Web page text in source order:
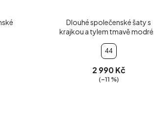
Dlouhé společenské šaty s
krajkou a tylem tmavě modré s
44
2 990 Kč
(–11 %)